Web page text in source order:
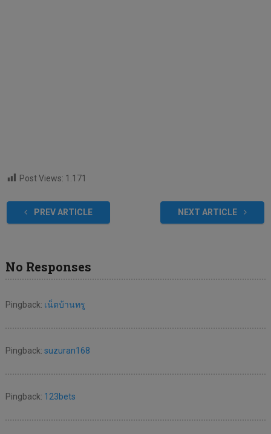
Post Views: 1.171
PREV ARTICLE NEXT ARTICLE
No Responses
Pingback: เน็ตบ้านทรู
Pingback: suzuran168
Pingback: 123bets